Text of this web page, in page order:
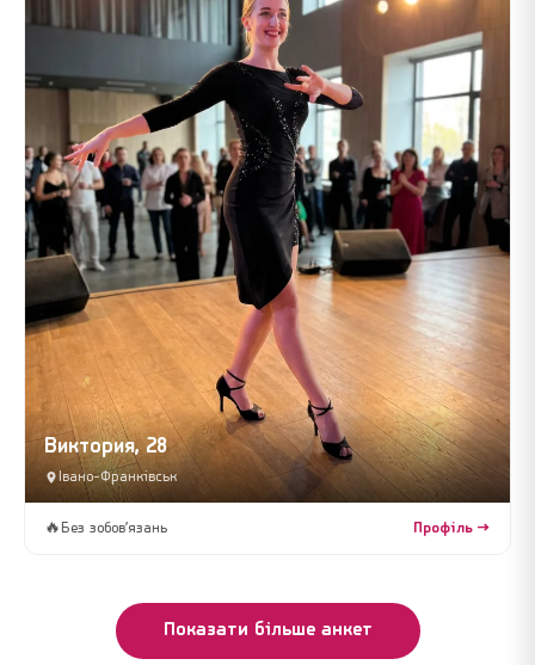
Виктория, 28
Івано-Франківськ
🔥 Без зобов’язань Профіль →
Показати більше анкет